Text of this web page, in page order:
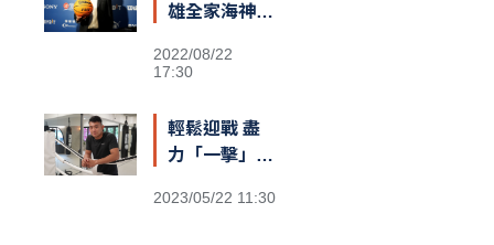
雄全家海神執
2022/08/22
17:30
輕鬆迎戰 盡
力「一擊」：
泰拳世界冠軍
2023/05/22 11:30